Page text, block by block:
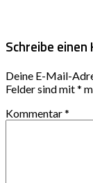
Schreibe
Deine E-Mail-
Felder sind mit*
Kommentar*